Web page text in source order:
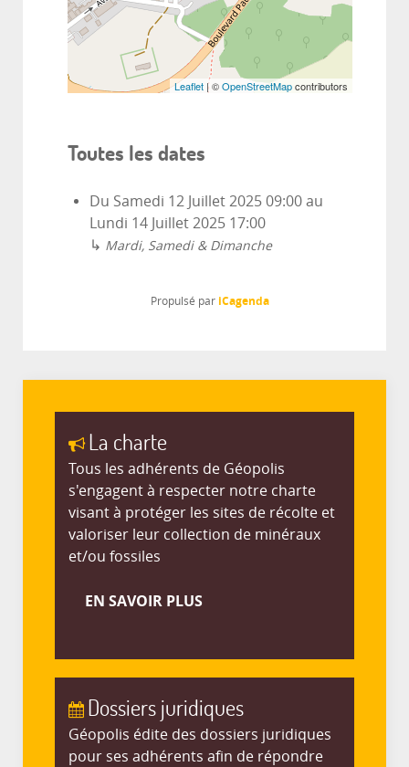
Leaflet | ©OpenStreetMapcontributors
Toutes les dates
Du Samedi 12 Juillet 2025 09:00 au
Lundi 14 Juillet 2025 17:00
↳ Mardi, Samedi & Dimanche
Propulsé par iCagenda
La charte
Tous les adhérents de Géopolis
s'engagent à respecter notre charte
visant à protéger les sites de récolte et
valoriser leur collection de minéraux
et/ou fossiles
EN SAVOIR PLUS
Dossiers juridiques
Géopolis édite des dossiers juridiques
pour ses adhérents afin de répondre